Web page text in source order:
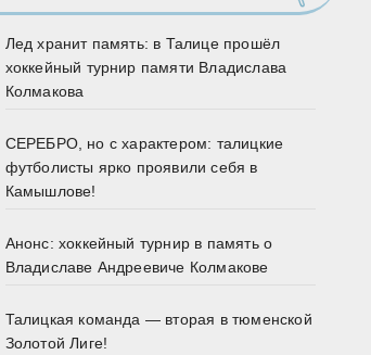
Лед хранит память: в Талице прошёл
хоккейный турнир памяти Владислава
Колмакова
СЕРЕБРО, но с характером: талицкие
футболисты ярко проявили себя в
Камышлове!
Анонс: хоккейный турнир в память о
Владиславе Андреевиче Колмакове
Талицкая команда — вторая в тюменской
Золотой Лиге!